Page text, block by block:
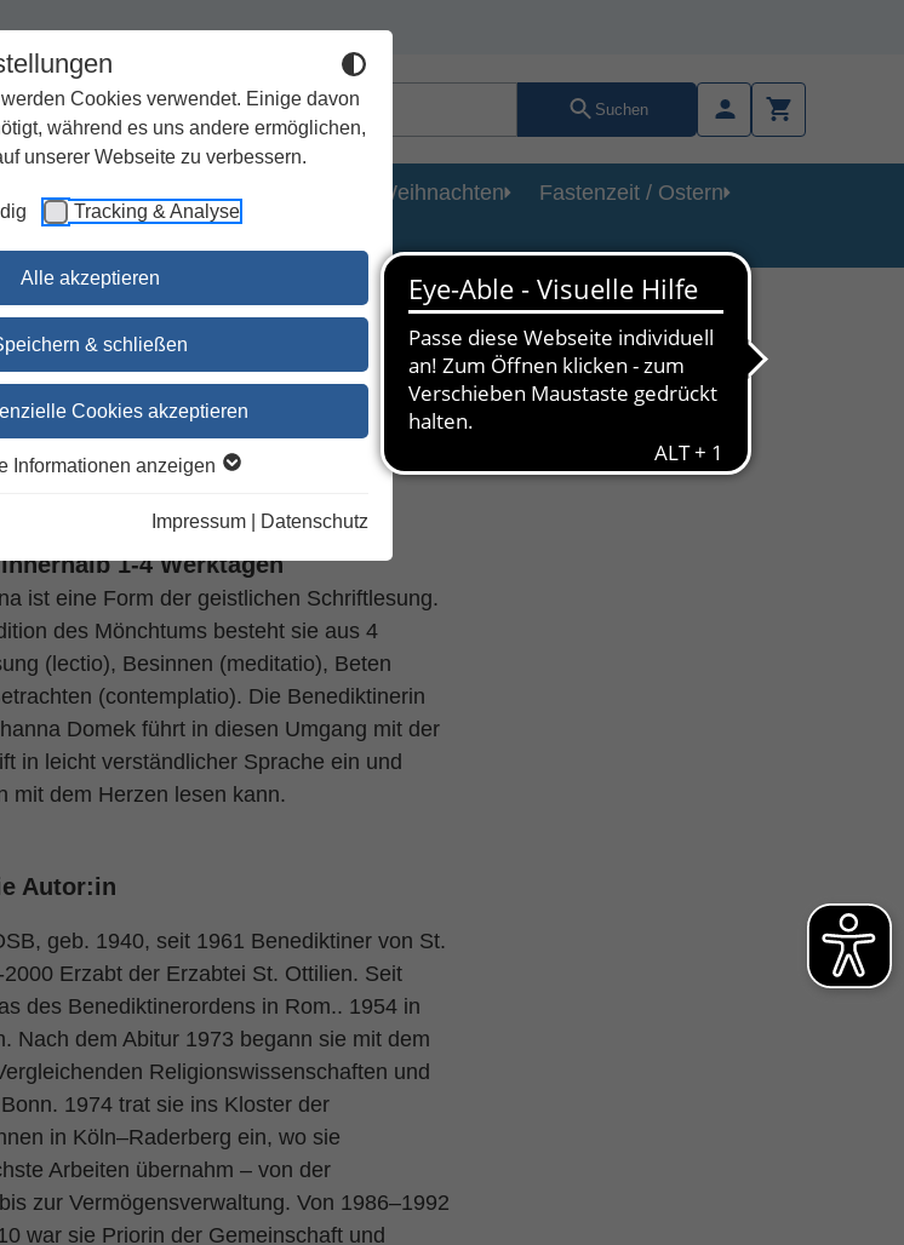
Cookies verwendet. Einige davon
während es uns andere ermöglichen,
unserer Webseite zu verbessern.
Tracking & Analyse
Alle akzeptieren
& schließen
Cookies akzeptieren
Informationen anzeigen
Impressum Datenschutz
Suchen
Kirchenjahr / Lebensweg Weihnachten
Fastenzeit / Ostern
OSB(Herausgeber:in), Johanna Domek
1-4 Werktagen
ist eine Form der geistlichen Schriftlesung.
des Mönchtums besteht sie aus 4
(lectio), Besinnen (meditatio), Beten
(contemplatio). Die Benediktinerin
Domek führt in diesen Umgang mit der
in leicht verständlicher Sprache ein und
mit dem Herzen lesen kann.
Autor:in
geb. 1940, seit 1961 Benediktiner von St.
Erzabt der Erzabtei St. Ottilien. Seit
des Benediktinerordens in Rom.. 1954 in
Nach dem Abitur 1973 begann sie mit dem
Religionswissenschaften und
1974 trat sie ins Kloster der
in Köln–Raderberg ein, wo sie
Arbeiten übernahm – von der
zur Vermögensverwaltung. Von 1986–1992
war sie Priorin der Gemeinschaft und